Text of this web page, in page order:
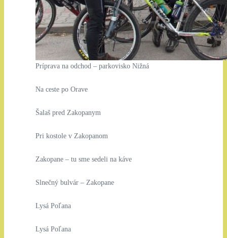
Príprava na odchod – parkovisko Nižná
Na ceste po Orave
Šalaš pred Zakopanym
Pri kostole v Zakopanom
Zakopane – tu sme sedeli na káve
Slnečný bulvár – Zakopane
Lysá Poľana
Lysá Poľana